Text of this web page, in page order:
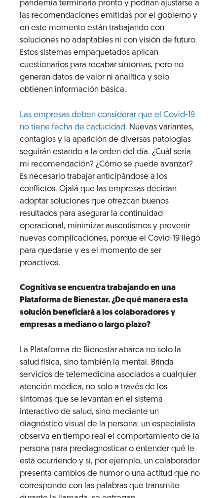
pandemia terminaría pronto y podrían ajustarse a
las recomendaciones emitidas por el gobierno y
en este momento están trabajando con
soluciones no adaptables ni con visión de futuro.
Estos sistemas empaquetados aplican
cuestionarios para recabar síntomas, pero no
generan datos de valor ni analítica y solo
obtienen información básica.
Las empresas deben considerar que el Covid-19
no tiene fecha de caducidad. Nuevas variantes,
contagios y la aparición de diversas patologías
seguirán estando a la orden del día. ¿Cuál sería
mi recomendación? ¿Cómo se puede avanzar?
Es necesario trabajar anticipándose a los
conflictos. Ojalá que las empresas decidan
adoptar soluciones que ofrezcan buenos
resultados para asegurar la continuidad
operacional, minimizar ausentismos y prevenir
nuevas complicaciones, porque el Covid-19 llegó
para quedarse y es el momento de ser
proactivos.
Cognitiva se encuentra trabajando en una
Plataforma de Bienestar. ¿De qué manera esta
solución beneficiará a los colaboradores y
empresas a mediano o largo plazo?
La Plataforma de Bienestar abarca no solo la
salud física, sino también la mental. Brinda
servicios de telemedicina asociados a cualquier
atención médica, no solo a través de los
síntomas que se levantan en el sistema
interactivo de salud, sino mediante un
diagnóstico visual de la persona: un especialista
observa en tiempo real el comportamiento de la
persona para prediagnosticar o entender qué le
está ocurriendo y si, por ejemplo, un colaborador
presenta cambios de humor o una actitud que no
corresponde con las palabras que transmite